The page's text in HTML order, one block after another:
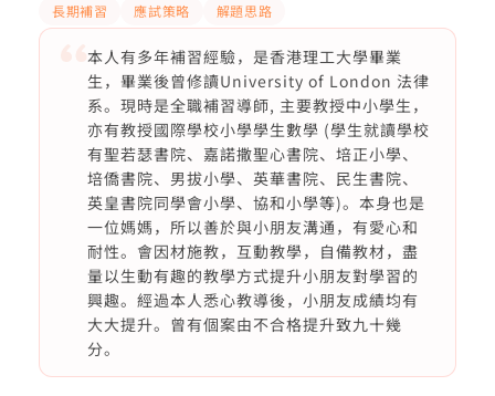
長期補習 應試策略 解題思路
本人有多年補習經驗，是香港理工大學畢業
生，畢業後曾修讀University of London 法律
系。現時是全職補習導師, 主要教授中小學生，
亦有教授國際學校小學學生數學 (學生就讀學校
有聖若瑟書院、嘉諾撒聖心書院、培正小學、
培僑書院、男拔小學、英華書院、民生書院、
英皇書院同學會小學、協和小學等)。本身也是
一位媽媽，所以善於與小朋友溝通，有愛心和
耐性。會因材施教，互動教學，自備教材，盡
量以生動有趣的教學方式提升小朋友對學習的
興趣。經過本人悉心教導後，小朋友成績均有
大大提升。曾有個案由不合格提升致九十幾
分。